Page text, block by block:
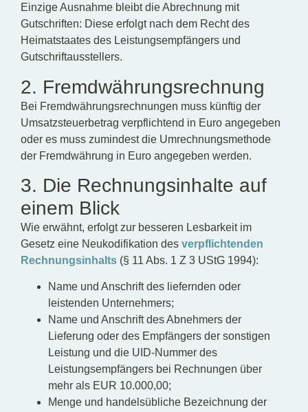
Einzige Ausnahme bleibt die Abrechnung mit
Gutschriften: Diese erfolgt nach dem Recht des
Heimatstaates des Leistungsempfängers und
Gutschriftausstellers.
2. Fremdwährungsrechnung
Bei Fremdwährungsrechnungen muss künftig der
Umsatzsteuerbetrag verpflichtend in Euro angegeben
oder es muss zumindest die Umrechnungsmethode
der Fremdwährung in Euro angegeben werden.
3. Die Rechnungsinhalte auf
einem Blick
Wie erwähnt, erfolgt zur besseren Lesbarkeit im
Gesetz eine Neukodifikation des verpflichtenden
Rechnungsinhalts (§ 11 Abs. 1 Z 3 UStG 1994):
Name und Anschrift des liefernden oder
leistenden Unternehmers;
Name und Anschrift des Abnehmers der
Lieferung oder des Empfängers der sonstigen
Leistung und die UID-Nummer des
Leistungsempfängers bei Rechnungen über
mehr als EUR 10.000,00;
Menge und handelsübliche Bezeichnung der